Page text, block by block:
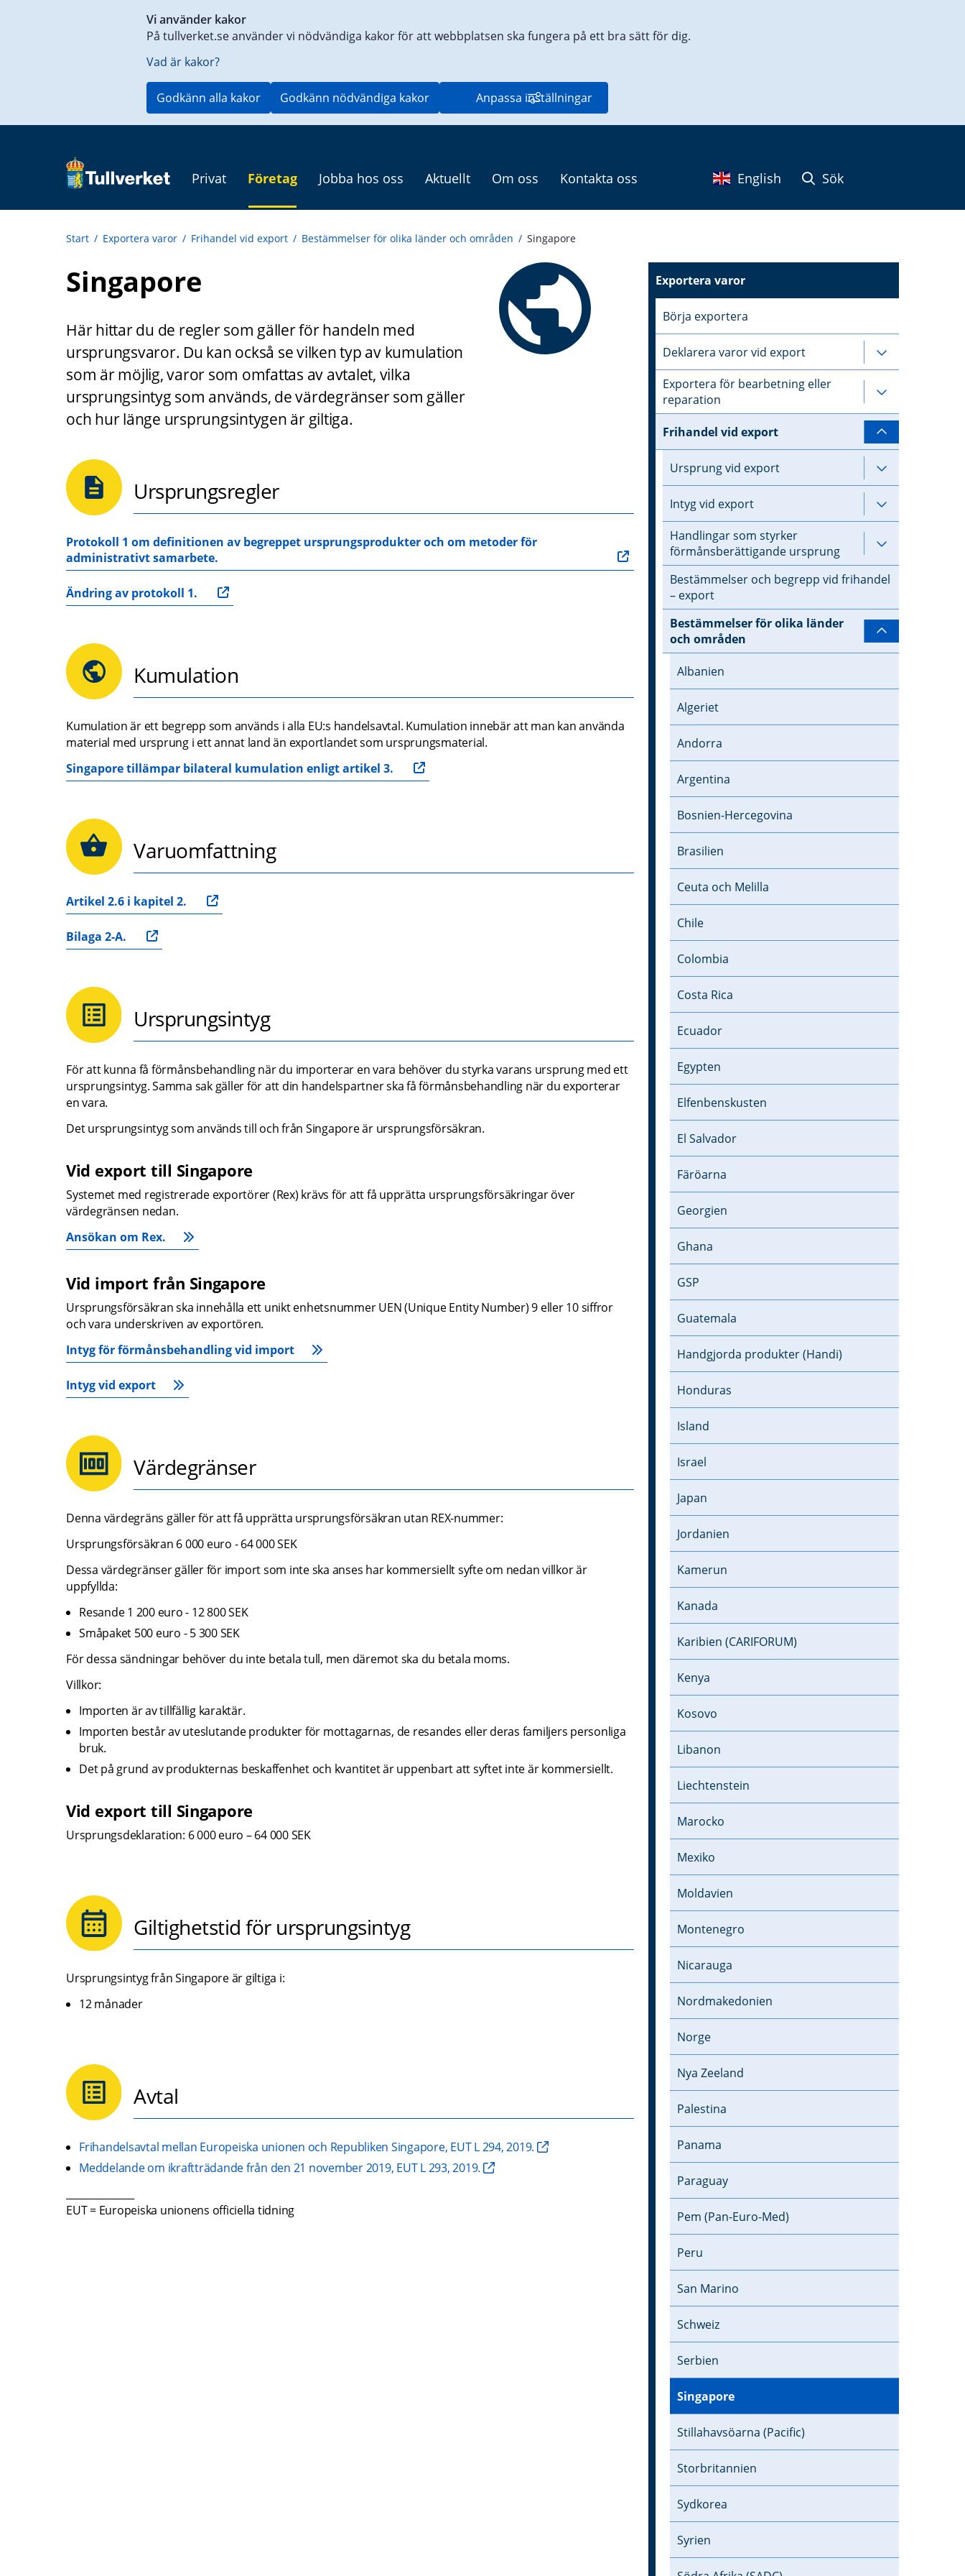
Vi använder kakor
På tullverket.se använder vi nödvändiga kakor för att webbplatsen ska fungera på ett bra sätt för dig.
Vad är kakor?
Godkänn alla kakor Godkänn nödvändiga kakor Anpassa inställningar
Privat Företag Jobba hos oss Aktuellt Om oss Kontakta oss English Sök
Start / Exportera varor / Frihandel vid export / Bestämmelser för olika länder och områden / Singapore
Singapore
Här hittar du de regler som gäller för handeln med
ursprungsvaror. Du kan också se vilken typ av kumulation
som är möjlig, varor som omfattas av avtalet, vilka
ursprungsintyg som används, de värdegränser som gäller
och hur länge ursprungsintygen är giltiga.
Ursprungsregler
Protokoll 1 om definitionen av begreppet ursprungsprodukter och om metoder för
administrativt samarbete.
Ändring av protokoll 1.
Kumulation
Kumulation är ett begrepp som används i alla EU:s handelsavtal. Kumulation innebär att man kan använda
material med ursprung i ett annat land än exportlandet som ursprungsmaterial.
Singapore tillämpar bilateral kumulation enligt artikel 3.
Varuomfattning
Artikel 2.6 i kapitel 2.
Bilaga 2-A.
Ursprungsintyg
För att kunna få förmånsbehandling när du importerar en vara behöver du styrka varans ursprung med ett
ursprungsintyg. Samma sak gäller för att din handelspartner ska få förmånsbehandling när du exporterar
en vara.
Det ursprungsintyg som används till och från Singapore är ursprungsförsäkran.
Vid export till Singapore
Systemet med registrerade exportörer (Rex) krävs för att få upprätta ursprungsförsäkringar över
värdegränsen nedan.
Ansökan om Rex.
Vid import från Singapore
Ursprungsförsäkran ska innehålla ett unikt enhetsnummer UEN (Unique Entity Number) 9 eller 10 siffror
och vara underskriven av exportören.
Intyg för förmånsbehandling vid import
Intyg vid export
Värdegränser
Denna värdegräns gäller för att få upprätta ursprungsförsäkran utan REX-nummer:
Ursprungsförsäkran 6 000 euro - 64 000 SEK
Dessa värdegränser gäller för import som inte ska anses har kommersiellt syfte om nedan villkor är
uppfyllda:
Resande 1 200 euro - 12 800 SEK
Småpaket 500 euro - 5 300 SEK
För dessa sändningar behöver du inte betala tull, men däremot ska du betala moms.
Villkor:
Importen är av tillfällig karaktär.
Importen består av uteslutande produkter för mottagarnas, de resandes eller deras familjers personliga
bruk.
Det på grund av produkternas beskaffenhet och kvantitet är uppenbart att syftet inte är kommersiellt.
Vid export till Singapore
Ursprungsdeklaration: 6 000 euro – 64 000 SEK
Giltighetstid för ursprungsintyg
Ursprungsintyg från Singapore är giltiga i:
12 månader
Avtal
Frihandelsavtal mellan Europeiska unionen och Republiken Singapore, EUT L 294, 2019.
Meddelande om ikraftträdande från den 21 november 2019, EUT L 293, 2019.
EUT = Europeiska unionens officiella tidning
Exportera varor
Börja exportera
Deklarera varor vid export
Exportera för bearbetning eller
reparation
Frihandel vid export
Ursprung vid export
Intyg vid export
Handlingar som styrker
förmånsberättigande ursprung
Bestämmelser och begrepp vid frihandel
– export
Bestämmelser för olika länder
och områden
Albanien
Algeriet
Andorra
Argentina
Bosnien-Hercegovina
Brasilien
Ceuta och Melilla
Chile
Colombia
Costa Rica
Ecuador
Egypten
Elfenbenskusten
El Salvador
Färöarna
Georgien
Ghana
GSP
Guatemala
Handgjorda produkter (Handi)
Honduras
Island
Israel
Japan
Jordanien
Kamerun
Kanada
Karibien (CARIFORUM)
Kenya
Kosovo
Libanon
Liechtenstein
Marocko
Mexiko
Moldavien
Montenegro
Nicarauga
Nordmakedonien
Norge
Nya Zeeland
Palestina
Panama
Paraguay
Pem (Pan-Euro-Med)
Peru
San Marino
Schweiz
Serbien
Singapore
Stillahavsöarna (Pacific)
Storbritannien
Sydkorea
Syrien